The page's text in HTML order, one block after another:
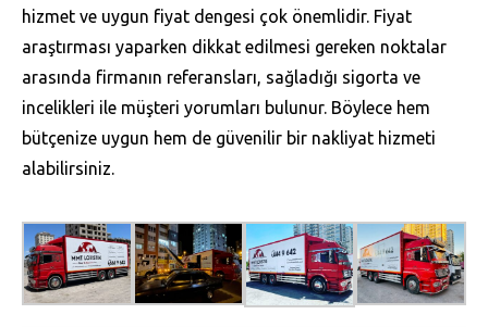
hizmet ve uygun fiyat dengesi çok önemlidir. Fiyat
araştırması yaparken dikkat edilmesi gereken noktalar
arasında firmanın referansları, sağladığı sigorta ve
incelikleri ile müşteri yorumları bulunur. Böylece hem
bütçenize uygun hem de güvenilir bir nakliyat hizmeti
alabilirsiniz.